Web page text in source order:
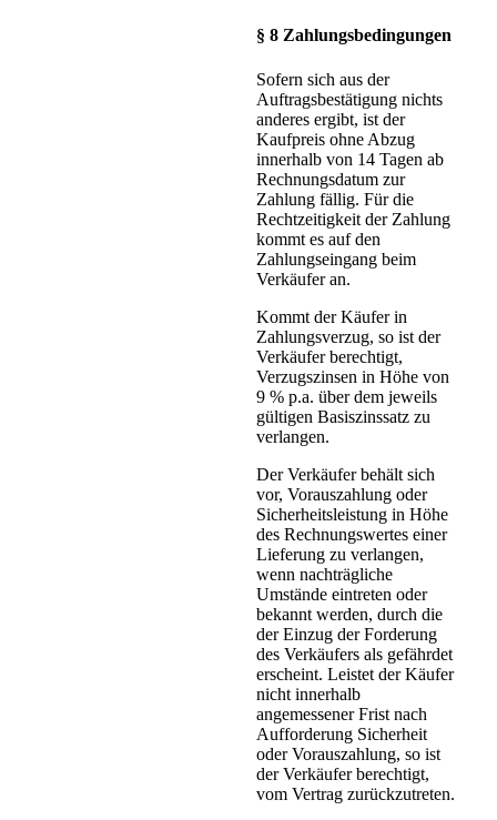
§ 8 Zahlungsbedingungen
Sofern sich aus der
Auftragsbestätigung nichts
anderes ergibt, ist der
Kaufpreis ohne Abzug
innerhalb von 14 Tagen ab
Rechnungsdatum zur
Zahlung fällig. Für die
Rechtzeitigkeit der Zahlung
kommt es auf den
Zahlungseingang beim
Verkäufer an.
Kommt der Käufer in
Zahlungsverzug, so ist der
Verkäufer berechtigt,
Verzugszinsen in Höhe von
9 % p.a. über dem jeweils
gültigen Basiszinssatz zu
verlangen.
Der Verkäufer behält sich
vor, Vorauszahlung oder
Sicherheitsleistung in Höhe
des Rechnungswertes einer
Lieferung zu verlangen,
wenn nachträgliche
Umstände eintreten oder
bekannt werden, durch die
der Einzug der Forderung
des Verkäufers als gefährdet
erscheint. Leistet der Käufer
nicht innerhalb
angemessener Frist nach
Aufforderung Sicherheit
oder Vorauszahlung, so ist
der Verkäufer berechtigt,
vom Vertrag zurückzutreten.